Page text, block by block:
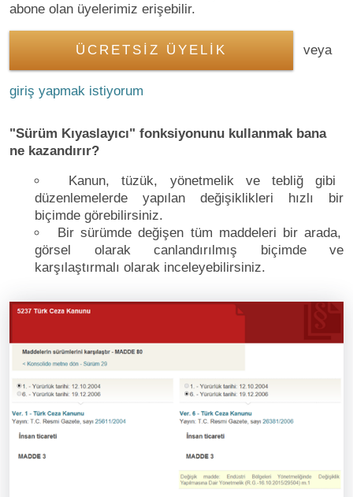
abone olan üyelerimiz erişebilir.
ÜCRETSİZ ÜYELİK veya
giriş yapmak istiyorum
"Sürüm Kıyaslayıcı" fonksiyonunu kullanmak bana
ne kazandırır?
Kanun, tüzük, yönetmelik ve tebliğ gibi
düzenlemelerde yapılan değişiklikleri hızlı bir
biçimde görebilirsiniz.
Bir sürümde değişen tüm maddeleri bir arada,
görsel olarak canlandırılmış biçimde ve
karşılaştırmalı olarak inceleyebilirsiniz.